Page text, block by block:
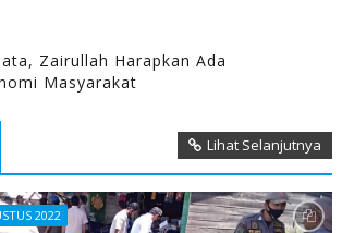
Zairullah Harapkan Ada
Masyarakat
Lihat Selanjutnya
2022